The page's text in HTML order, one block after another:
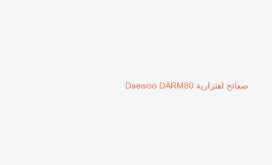
صفائح اهتزازية Daewoo DARM80